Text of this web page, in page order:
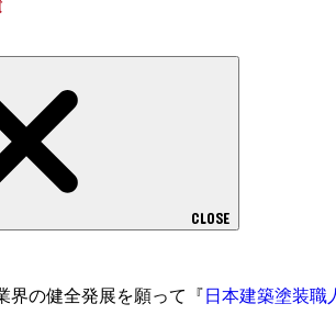
CLOSE
界の健全発展を願って『 日本建築塗装職